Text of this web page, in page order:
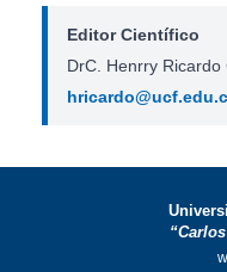
Editor Científico
DrC. Henrry Ricardo